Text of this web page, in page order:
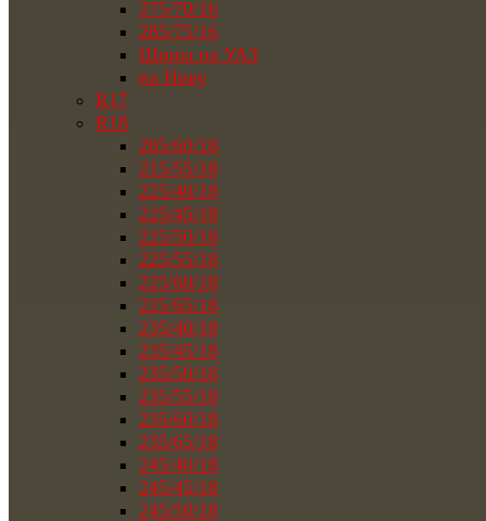
275/70/16
285/75/16
Шины на УАЗ
на Ниву
R17
R18
285/60/18
215/55/18
225/40/18
225/45/18
225/50/18
225/55/18
225/60/18
225/65/18
235/40/18
235/45/18
235/50/18
235/55/18
235/60/18
235/65/18
245/40/18
245/45/18
245/50/18